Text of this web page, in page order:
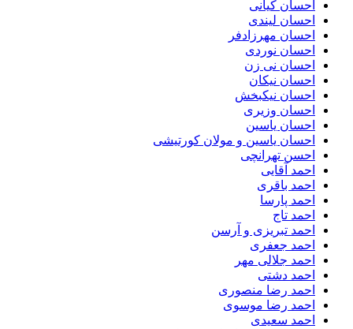
احسان کیانی
احسان لیندی
احسان مهرزادفر
احسان نوردی
احسان نی زن
احسان نیکان
احسان نیکبخش
احسان وزیری
احسان یاسین
احسان یاسین و مولان کورتیشی
احسن تهرانچی
احمد آقایی
احمد باقری
احمد پارسا
احمد تاج
احمد تبریزی و آرسن
احمد جعفری
احمد جلالی مهر
احمد دشتی
احمد رضا منصوری
احمد رضا موسوی
احمد سعیدی